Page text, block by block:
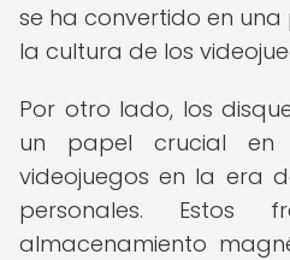
se ha convertido en
la cultura de los
Por otro lado, los
un papel crucial
videojuegos en la era
personales. Estos
almacenamiento